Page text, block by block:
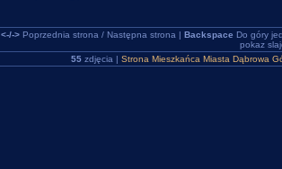
<-/->Poprzednia strona / Następna strona | Backspace Do góry
pokaz
55zdjęcia | Strona Mieszkańca Miasta Dąbrowa